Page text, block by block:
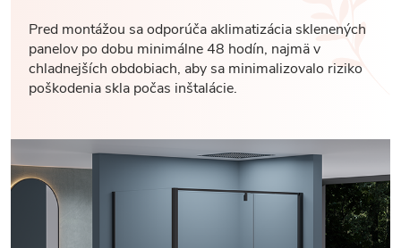
Pred montážou sa odporúča aklimatizácia sklenených
panelov po dobu minimálne 48 hodín, najmä v
chladnejších obdobiach, aby sa minimalizovalo riziko
poškodenia skla počas inštalácie.